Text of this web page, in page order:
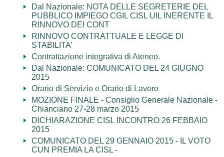
Dal Nazionale: NOTA DELLE SEGRETERIE DEL
PUBBLICO IMPIEGO CGIL CISL UIL INERENTE IL
RINNOVO DEI CONT
RINNOVO CONTRATTUALE E LEGGE DI
STABILITA’
Contrattazione integrativa di Ateneo.
Dal Nazionale: COMUNICATO DEL 24 GIUGNO
2015
Orario di Servizio e Orario di Lavoro
MOZIONE FINALE - Consiglio Generale Nazionale -
Chianciano 27-28 marzo 2015
DICHIARAZIONE CISL INCONTRO 26 FEBBAIO
2015
COMUNICATO DEL 29 GENNAIO 2015 - IL VOTO
CUN PREMIA LA CISL -